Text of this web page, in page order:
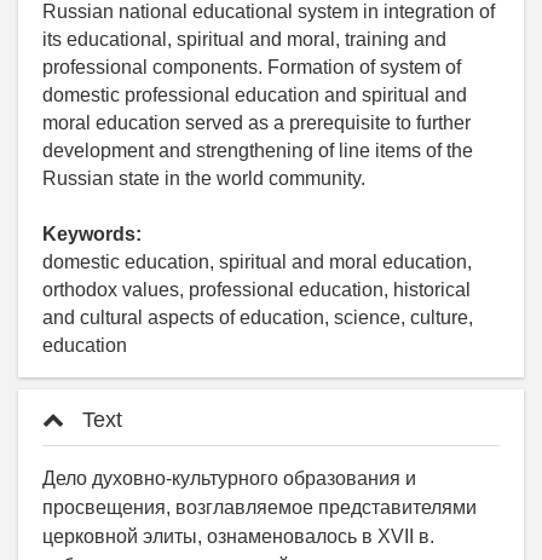
Russian national educational system in integration of
its educational, spiritual and moral, training and
professional components. Formation of system of
domestic professional education and spiritual and
moral education served as a prerequisite to further
development and strengthening of line items of the
Russian state in the world community.
Keywords:
domestic education, spiritual and moral education,
orthodox values, professional education, historical
and cultural aspects of education, science, culture,
education
Text
Дело духовно-культурного образования и
просвещения, возглавляемое представителями
церковной элиты, ознаменовалось в XVII в.